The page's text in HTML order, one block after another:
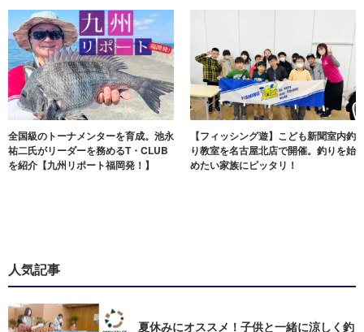
全国級のトーナメンターを育成。池永
祐二氏がリーダーを務めるT・CLUB
を紹介【九州リポート福岡発！】
【フィッシング遊】こども新聞室内釣
り教室を名古屋北店で開催。釣りを始
めたい家族にピッタリ！
人気記事
夏休みにオススメ！子供と一緒に涼しく釣